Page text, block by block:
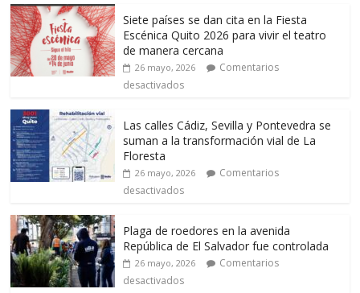
Siete países se dan cita en la Fiesta
Escénica Quito 2026 para vivir el teatro
de manera cercana
26 mayo, 2026
Comentarios
desactivados
Las calles Cádiz, Sevilla y Pontevedra se
suman a la transformación vial de La
Floresta
26 mayo, 2026
Comentarios
desactivados
Plaga de roedores en la avenida
República de El Salvador fue controlada
26 mayo, 2026
Comentarios
desactivados